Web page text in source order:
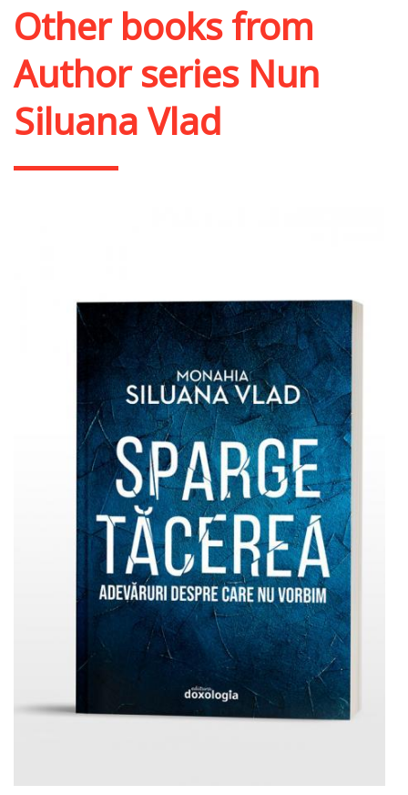
Other books from
Author series Nun
Siluana Vlad